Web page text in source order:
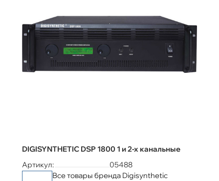
DIGISYNTHETIC DSP 1800 1 и 2-х канальные
Артикул:
05488
Все товары бренда Digisynthetic